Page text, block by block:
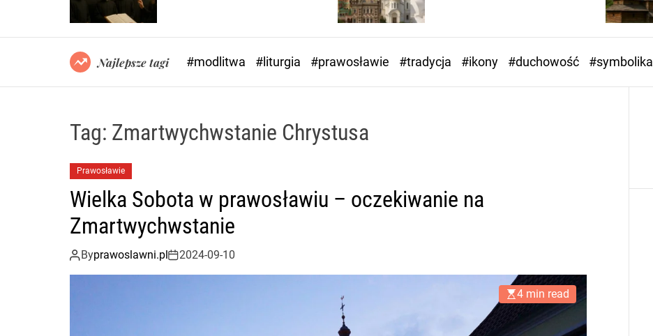
Najlepsze tagi #modlitwa #liturgia #prawosławie #tradycja #ikony #duchowość #symbolika
Tag: Zmartwychwstanie Chrystusa
Prawosławie
Wielka Sobota w prawosławiu – oczekiwanie na
Zmartwychwstanie
Byprawoslawni.pl 2024-09-10
4 min read